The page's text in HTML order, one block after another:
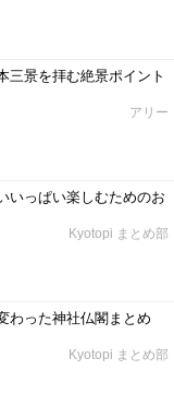
三景を拝む絶景ポイント
アリー
いっぱい楽しむためのお
Kyotopi まとめ部
わった神社仏閣まとめ
Kyotopi まとめ部